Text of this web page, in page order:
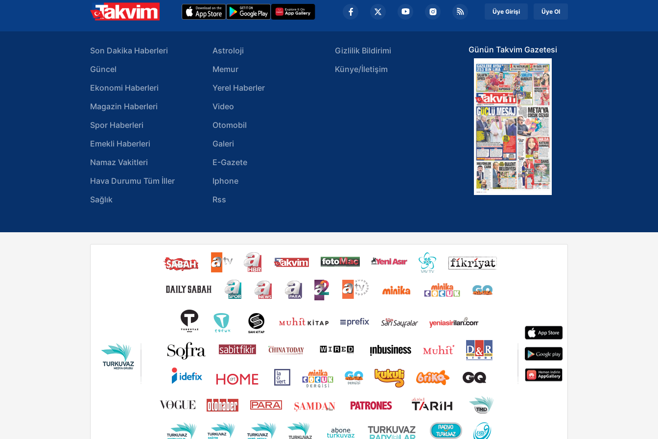
Üye Girişi Üye Ol
Son Dakika Haberleri
Güncel
Ekonomi Haberleri
Magazin Haberleri
Spor Haberleri
Emekli Haberleri
Namaz Vakitleri
Hava Durumu Tüm İller
Sağlık
Astroloji
Memur
Yerel Haberler
Video
Otomobil
Galeri
E-Gazete
Iphone
Rss
Gizlilik Bildirimi
Künye/İletişim
Günün Takvim Gazetesi